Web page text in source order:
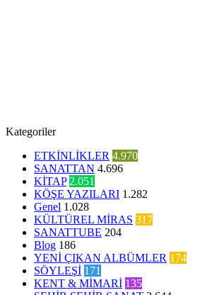
Kategoriler
ETKİNLİKLER 4.970
SANATTAN 4.696
KİTAP 2.051
KÖŞE YAZILARI 1.282
Genel 1.028
KÜLTÜREL MİRAS 317
SANATTUBE 204
Blog 186
YENİ ÇIKAN ALBÜMLER 174
SÖYLEŞİ 171
KENT & MİMARİ 135